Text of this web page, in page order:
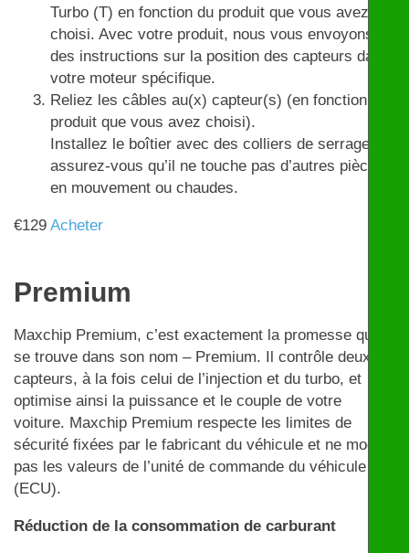
Turbo (T) en fonction du produit que vous avez
choisi. Avec votre produit, nous vous envoyons
des instructions sur la position des capteurs dans
votre moteur spécifique.
Reliez les câbles au(x) capteur(s) (en fonction du
produit que vous avez choisi).
Installez le boîtier avec des colliers de serrage et
assurez-vous qu’il ne touche pas d’autres pièces
en mouvement ou chaudes.
€129 Acheter
Premium
Maxchip Premium, c’est exactement la promesse qui
se trouve dans son nom – Premium. Il contrôle deux
capteurs, à la fois celui de l’injection et du turbo, et
optimise ainsi la puissance et le couple de votre
voiture. Maxchip Premium respecte les limites de
sécurité fixées par le fabricant du véhicule et ne modifie
pas les valeurs de l’unité de commande du véhicule
(ECU).
Réduction de la consommation de carburant